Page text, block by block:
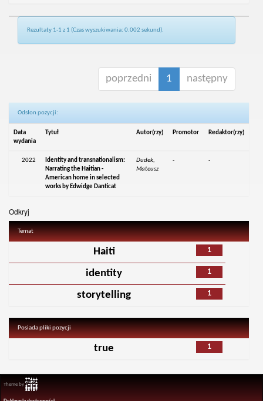
Rezultaty 1-1 z 1 (Czas wyszukiwania: 0.002 sekund).
poprzedni 1 następny
Odsłon pozycji:
Data
wydania
Tytuł Autor(rzy) Promotor Redaktor(rzy)
2022
Identity and transnationalism:
Narrating the Haitian -
American home in selected
works by Edwidge Danticat
Dudek,
Mateusz
- -
Odkryj
Temat
1
Haiti
1
identity
1
storytelling
Posiada pliki pozycji
1
true
Theme by